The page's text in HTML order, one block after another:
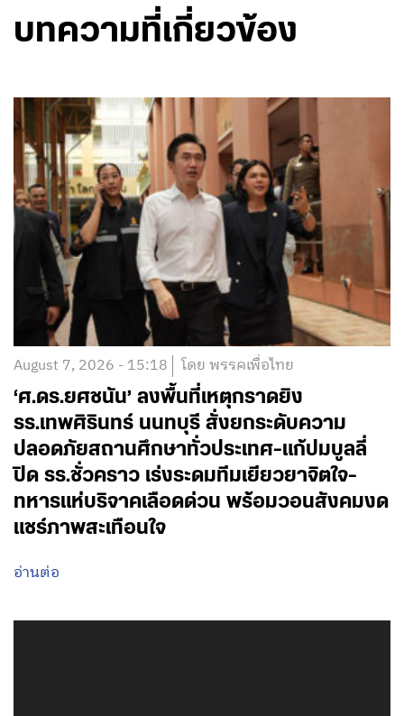
บทความที่เกี่ยวข้อง
August 7, 2026 - 15:18 โดย พรรคเพื่อไทย
‘ศ.ดร.ยศชนัน’ ลงพื้นที่เหตุกราดยิง
รร.เทพศิรินทร์ นนทบุรี สั่งยกระดับความ
ปลอดภัยสถานศึกษาทั่วประเทศ-แก้ปมบูลลี่
ปิด รร.ชั่วคราว เร่งระดมทีมเยียวยาจิตใจ-
ทหารแห่บริจาคเลือดด่วน พร้อมวอนสังคมงด
แชร์ภาพสะเทือนใจ
อ่านต่อ